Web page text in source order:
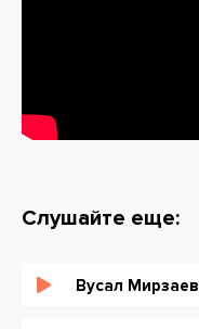
Слушайте еще:
Вусал Мирзаев